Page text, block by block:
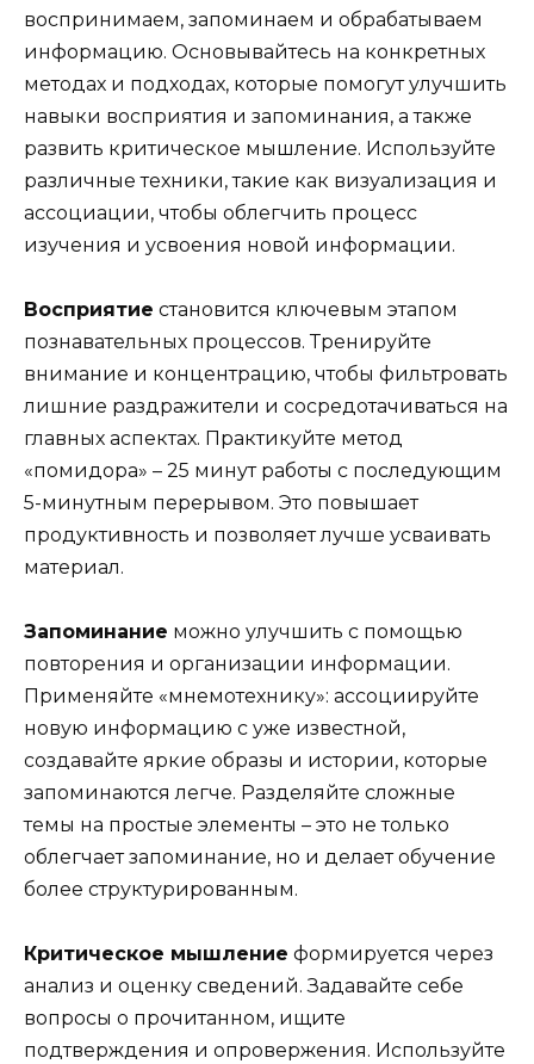
воспринимаем, запоминаем и обрабатываем
информацию. Основывайтесь на конкретных
методах и подходах, которые помогут улучшить
навыки восприятия и запоминания, а также
развить критическое мышление. Используйте
различные техники, такие как визуализация и
ассоциации, чтобы облегчить процесс
изучения и усвоения новой информации.
Восприятие становится ключевым этапом
познавательных процессов. Тренируйте
внимание и концентрацию, чтобы фильтровать
лишние раздражители и сосредотачиваться на
главных аспектах. Практикуйте метод
«помидора» – 25 минут работы с последующим
5-минутным перерывом. Это повышает
продуктивность и позволяет лучше усваивать
материал.
Запоминание можно улучшить с помощью
повторения и организации информации.
Применяйте «мнемотехнику»: ассоциируйте
новую информацию с уже известной,
создавайте яркие образы и истории, которые
запоминаются легче. Разделяйте сложные
темы на простые элементы – это не только
облегчает запоминание, но и делает обучение
более структурированным.
Критическое мышление формируется через
анализ и оценку сведений. Задавайте себе
вопросы о прочитанном, ищите
подтверждения и опровержения. Используйте